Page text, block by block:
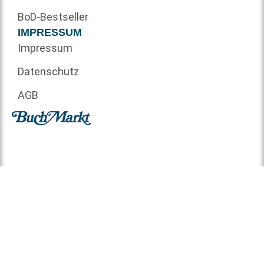
BoD-Bestseller
IMPRESSUM
Impressum
Datenschutz
AGB